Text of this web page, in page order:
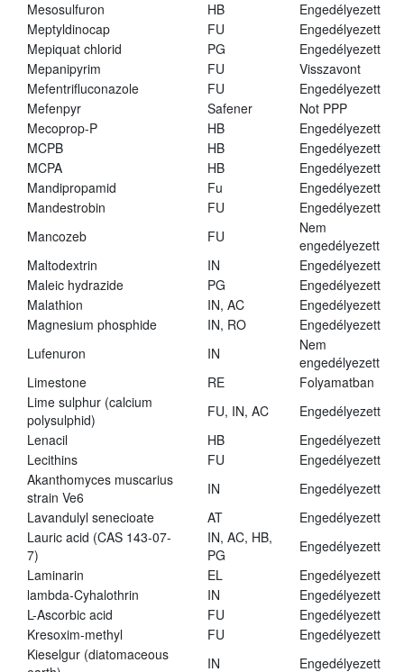
Mesosulfuron
HB
Engedélyezett
Meptyldinocap
FU
Engedélyezett
Mepiquat chlorid
PG
Engedélyezett
Mepanipyrim
FU
Visszavont
Mefentrifluconazole
FU
Engedélyezett
Mefenpyr
Safener
Not PPP
Mecoprop-P
HB
Engedélyezett
MCPB
HB
Engedélyezett
MCPA
HB
Engedélyezett
Mandipropamid
Fu
Engedélyezett
Mandestrobin
FU
Engedélyezett
Mancozeb
FU
Nem
engedélyezett
Maltodextrin
IN
Engedélyezett
Maleic hydrazide
PG
Engedélyezett
Malathion
IN, AC
Engedélyezett
Magnesium phosphide
IN, RO
Engedélyezett
Lufenuron
IN
Nem
engedélyezett
Limestone
RE
Folyamatban
Lime sulphur (calcium
polysulphid)
FU, IN, AC
Engedélyezett
Lenacil
HB
Engedélyezett
Lecithins
FU
Engedélyezett
Akanthomyces muscarius
strain Ve6
IN
Engedélyezett
Lavandulyl senecioate
AT
Engedélyezett
Lauric acid (CAS 143-07-
7)
IN, AC, HB,
PG
Engedélyezett
Laminarin
EL
Engedélyezett
lambda-Cyhalothrin
IN
Engedélyezett
L-Ascorbic acid
FU
Engedélyezett
Kresoxim-methyl
FU
Engedélyezett
Kieselgur (diatomaceous
IN Engedélyezett